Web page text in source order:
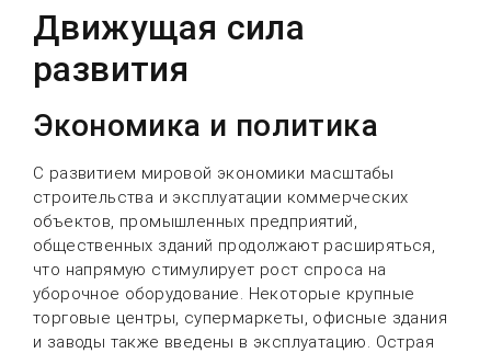
Движущая сила
развития
Экономика и политика
С развитием мировой экономики масштабы
строительства и эксплуатации коммерческих
объектов, промышленных предприятий,
общественных зданий продолжают расширяться,
что напрямую стимулирует рост спроса на
уборочное оборудование. Некоторые крупные
торговые центры, супермаркеты, офисные здания
и заводы также введены в эксплуатацию. Острая